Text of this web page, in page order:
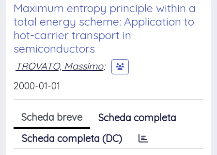
Maximum entropy principle within a
total energy scheme: Application to
hot-carrier transport in
semiconductors
TROVATO, Massimo;
2000-01-01
Scheda breve
Scheda completa
Scheda completa (DC)